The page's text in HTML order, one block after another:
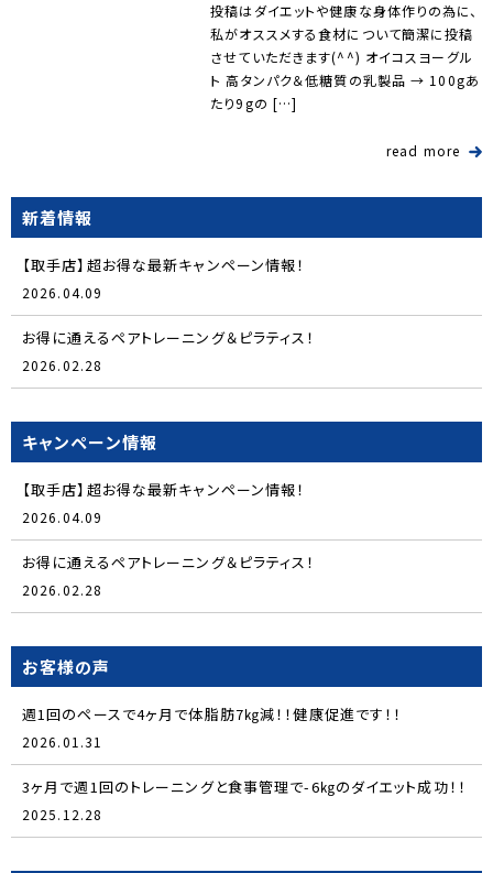
投稿はダイエットや健康な身体作りの為に、
私がオススメする食材について簡潔に投稿
させていただきます(^^) オイコスヨーグル
ト 高タンパク＆低糖質の乳製品 → 100gあ
たり9gの […]
read more
新着情報
【取手店】超お得な最新キャンペーン情報！
2026.04.09
お得に通えるペアトレーニング＆ピラティス！
2026.02.28
キャンペーン情報
【取手店】超お得な最新キャンペーン情報！
2026.04.09
お得に通えるペアトレーニング＆ピラティス！
2026.02.28
お客様の声
週1回のペースで4ヶ月で体脂肪7㎏減！！健康促進です！！
2026.01.31
3ヶ月で週1回のトレーニングと食事管理で-6㎏のダイエット成功！！
2025.12.28